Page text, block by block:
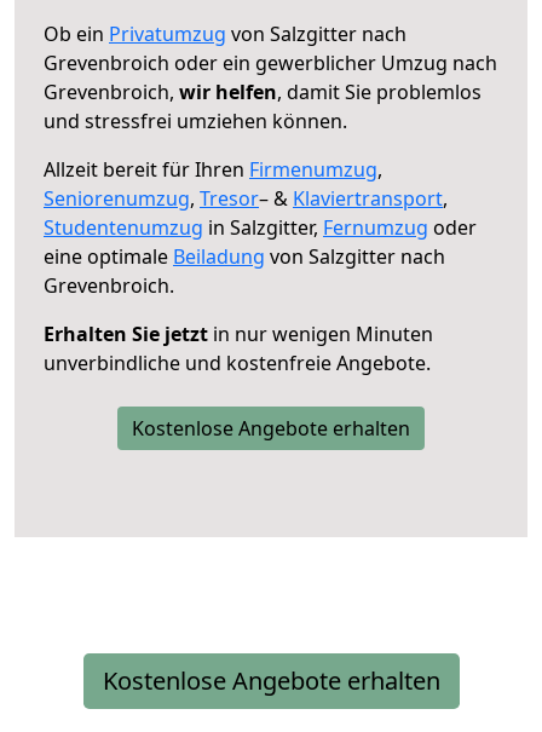
Ob ein Privatumzug von Salzgitter nach
Grevenbroich oder ein gewerblicher Umzug nach
Grevenbroich, wir helfen, damit Sie problemlos
und stressfrei umziehen können.
Allzeit bereit für Ihren Firmenumzug,
Seniorenumzug, Tresor– & Klaviertransport,
Studentenumzug in Salzgitter, Fernumzug oder
eine optimale Beiladung von Salzgitter nach
Grevenbroich.
Erhalten Sie jetzt in nur wenigen Minuten
unverbindliche und kostenfreie Angebote.
Kostenlose Angebote erhalten
Kostenlose Angebote erhalten